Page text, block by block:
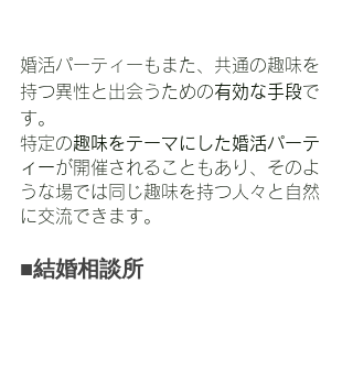
婚活パーティーもまた、共通の趣味を
持つ異性と出会うための有効な手段で
す。
特定の趣味をテーマにした婚活パーテ
ィーが開催されることもあり、そのよ
うな場では同じ趣味を持つ人々と自然
に交流できます。
■結婚相談所